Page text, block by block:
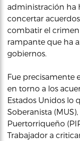
administración ha
concertar
combatir el
rampante que ha
gobiernos.
Fue precisamente
en torno a los
Estados Unidos lo
Soberanista
Puertorriqueño
Trabajador a